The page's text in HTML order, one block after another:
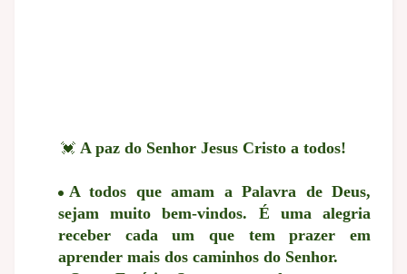
💓 A paz do Senhor Jesus Cristo a todos!
A todos que amam a Palavra de Deus,
sejam muito bem-vindos. É uma alegria
receber cada um que tem prazer em
aprender mais dos caminhos do Senhor.